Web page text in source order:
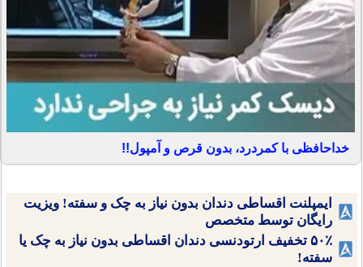
خداحافظی با کمردرد، بدون قرص و آمپول!!
ایمپلنت اقساطی دندان بدون نیاز به چک و سفته! ویزیت
رایگان توسط متخصص
۵۰٪ تخفیف ارتودنسی دندان اقساطی بدون نیاز به چک یا
سفته!